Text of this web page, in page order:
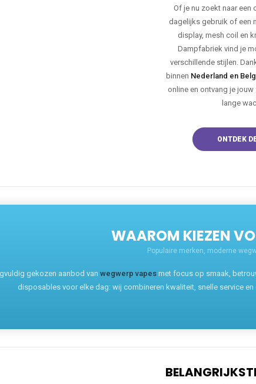
Of je nu zoekt naar een
dagelijks gebruik of een
display, mesh coil en
Dampfabriek vind je
verschillende stijlen.
binnen Nederland en
online en ontvang je
lange
ONTDEK
WAAROM KIEZEN
Populaire merken, moderne
gekozen aanbod van wegwerp vapes met focus op smaak,
disposables voor elke dag: wij combineren kwaliteit, snelle service